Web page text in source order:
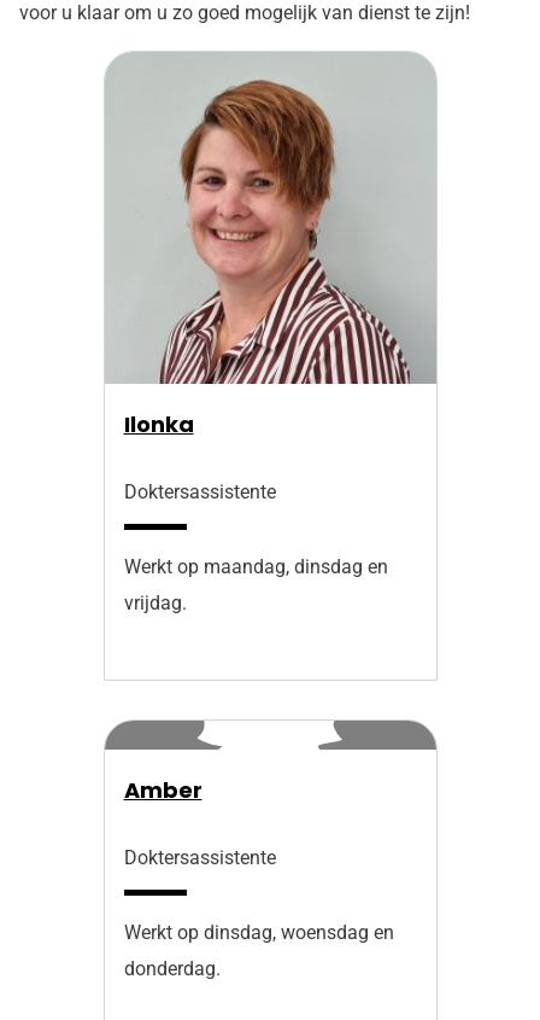
voor u klaar om u zo goed mogelijk van dienst te zijn!
Ilonka
Doktersassistente
Werkt op maandag, dinsdag en
vrijdag.
Amber
Doktersassistente
Werkt op dinsdag, woensdag en
donderdag.